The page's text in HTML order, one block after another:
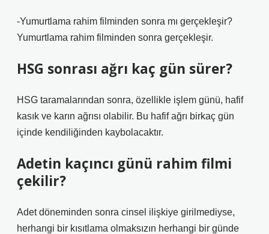
-Yumurtlama rahim filminden sonra mı gerçekleşir?
Yumurtlama rahim filminden sonra gerçekleşir.
HSG sonrası ağrı kaç gün sürer?
HSG taramalarından sonra, özellikle işlem günü, hafif
kasık ve karın ağrısı olabilir. Bu hafif ağrı birkaç gün
içinde kendiliğinden kaybolacaktır.
Adetin kaçıncı günü rahim filmi
çekilir?
Adet döneminden sonra cinsel ilişkiye girilmediyse,
herhangi bir kısıtlama olmaksızın herhangi bir günde